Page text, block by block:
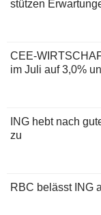
stützen
CEE-
im Juli auf 3,0%
ING hebt nach
zu
RBC belässt ING